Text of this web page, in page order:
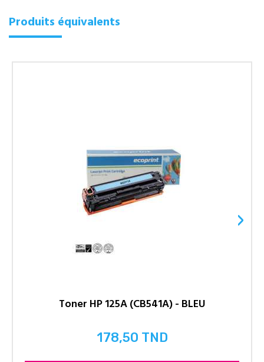
Produits équivalents
Toner HP 125A (CB541A) - BLEU
Prix
178,50 TND
›